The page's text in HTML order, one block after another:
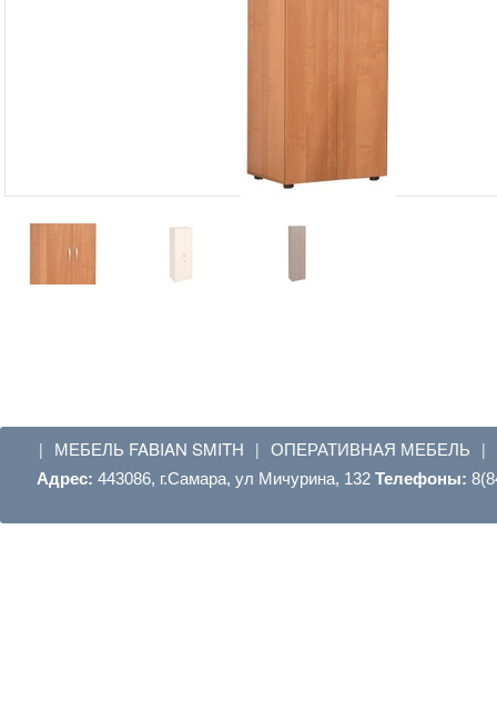
| МЕБЕЛЬ FABIAN SMITH | ОПЕРАТИВНАЯ МЕБЕЛЬ |
Адрес: 443086, г.Самара, ул Мичурина, 132 Телефоны: